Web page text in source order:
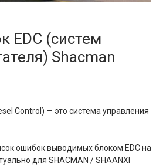
EDC (систем
Shacman
Control) — это система управления
ошибок выводимых блоком EDC на
для SHACMAN / SHAANXI